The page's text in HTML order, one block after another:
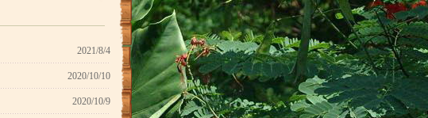
2021/8/4
2020/10/10
2020/10/9